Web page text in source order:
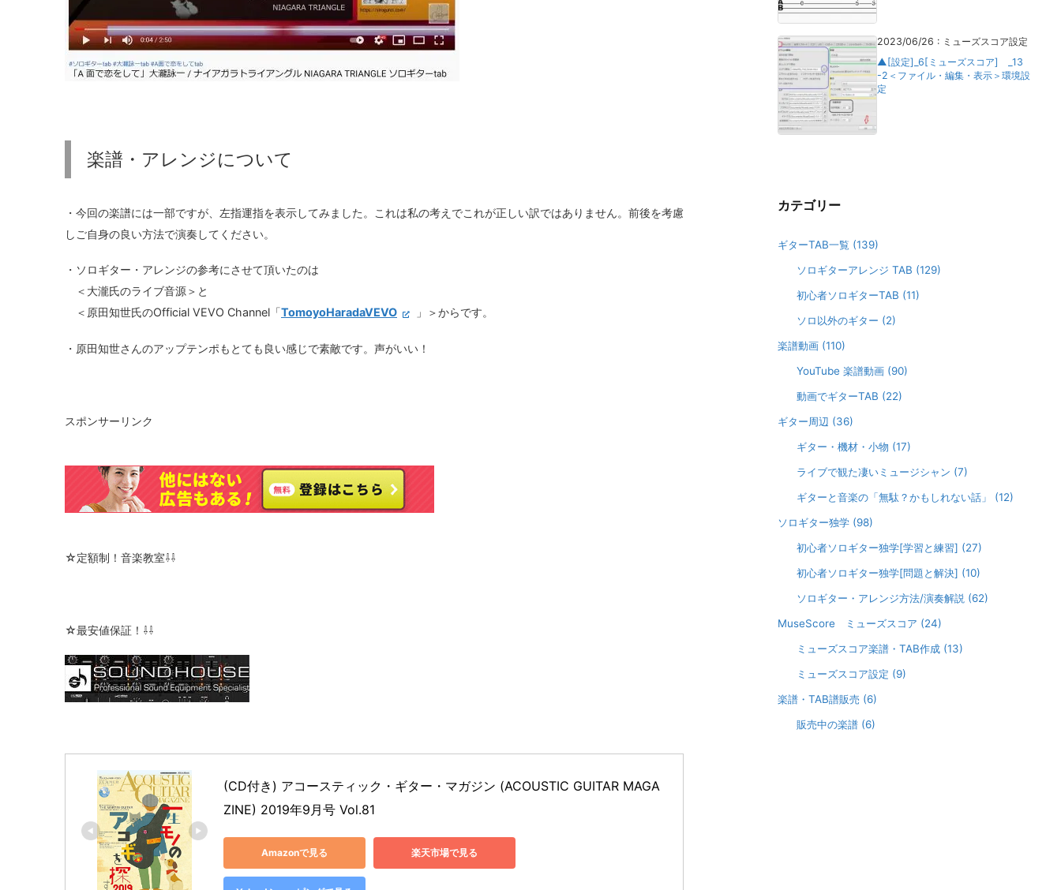
楽譜・アレンジについて
・今回の楽譜には一部ですが、左指運指を表示してみました。これは私の考えでこれが正しい訳ではありません。前後を考慮
しご自身の良い方法で演奏してください。
・ソロギター・アレンジの参考にさせて頂いたのは
＜大瀧氏のライブ音源＞と
＜原田知世氏のOfficial VEVO Channel「TomoyoHaradaVEVO 」＞からです。
・原田知世さんのアップテンポもとても良い感じで素敵です。声がいい！
スポンサーリンク
☆定額制！音楽教室⇩⇩
☆最安値保証！⇩⇩
(CD付き) アコースティック・ギター・マガジン (ACOUSTIC GUITAR MAGA
ZINE) 2019年9月号 Vol.81
Amazonで見る 楽天市場で見る
2023/06/26 : ミューズスコア設定
▲[設定]_6[ミューズスコア] _13
-2＜ファイル・編集・表示＞環境設
定
カテゴリー
ギターTAB一覧 (139)
ソロギターアレンジ TAB (129)
初心者ソロギターTAB (11)
ソロ以外のギター (2)
楽譜動画 (110)
YouTube 楽譜動画 (90)
動画でギターTAB (22)
ギター周辺 (36)
ギター・機材・小物 (17)
ライブで観た凄いミュージシャン (7)
ギターと音楽の「無駄？かもしれない話」 (12)
ソロギター独学 (98)
初心者ソロギター独学[学習と練習] (27)
初心者ソロギター独学[問題と解決] (10)
ソロギター・アレンジ方法/演奏解説 (62)
MuseScore ミューズスコア (24)
ミューズスコア楽譜・TAB作成 (13)
ミューズスコア設定 (9)
楽譜・TAB譜販売 (6)
販売中の楽譜 (6)